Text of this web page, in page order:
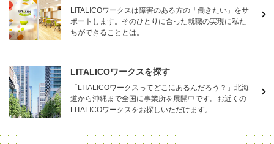
LITALICOワークスは障害のある方の「働きたい」をサ
ポートします。そのひとりに合った就職の実現に私た
ちができることとは。
LITALICOワークスを探す
「LITALICOワークスってどこにあるんだろう？」北海
道から沖縄まで全国に事業所を展開中です。お近くの
LITALICOワークスをお探しいただけます。